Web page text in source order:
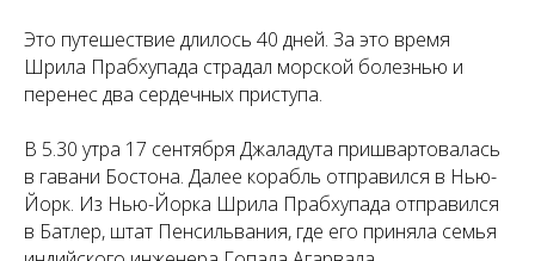
Это путешествие длилось 40 дней. За это время
Шрила Прабхупада страдал морской болезнью и
перенес два сердечных приступа.
В 5.30 утра 17 сентября Джаладута пришвартовалась
в гавани Бостона. Далее корабль отправился в Нью-
Йорк. Из Нью-Йорка Шрила Прабхупада отправился
в Батлер, штат Пенсильвания, где его приняла семья